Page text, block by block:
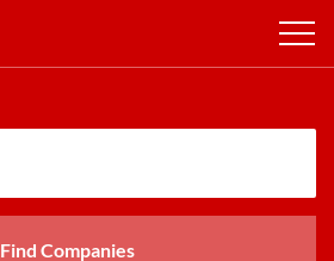
Find Companies